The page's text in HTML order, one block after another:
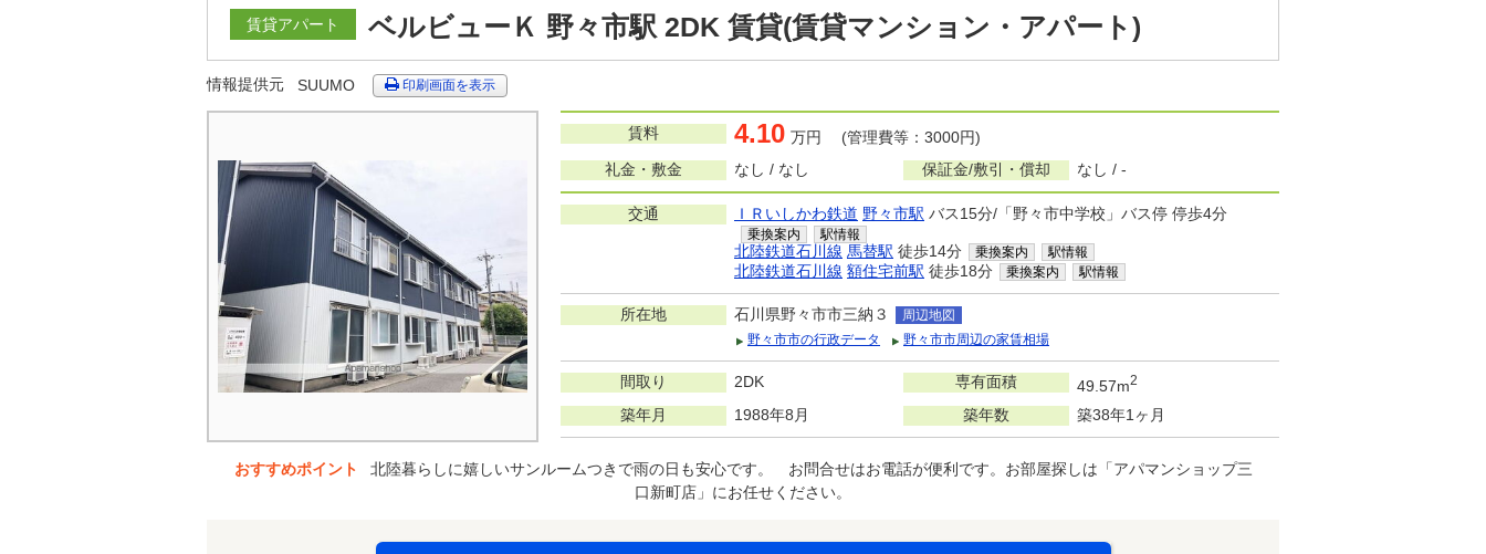
賃貸アパート ベルビューＫ 野々市駅 2DK 賃貸(賃貸マンション・アパート)
情報提供元 SUUMO 印刷画面を表示
賃料 4.10 万円 (管理費等：3000円)
礼金・敷金
なし / なし 保証金/敷引・償却 なし / -
交通 ＩＲいしかわ鉄道 野々市駅 バス15分/「野々市中学校」バス停 停歩4分
乗換案内 駅情報
北陸鉄道石川線 馬替駅 徒歩14分 乗換案内 駅情報
北陸鉄道石川線 額住宅前駅 徒歩18分 乗換案内 駅情報
所在地 石川県野々市市三納３
周辺地図
野々市市の行政データ
野々市市周辺の家賃相場
間取り 2DK 専有面積 49.57m2
築年月 1988年8月 築年数 築38年1ヶ月
おすすめポイント
北陸暮らしに嬉しいサンルームつきで雨の日も安心です。 お問合せはお電話が便利です。お部屋探しは「アパマンショップ三
口新町店」にお任せください。